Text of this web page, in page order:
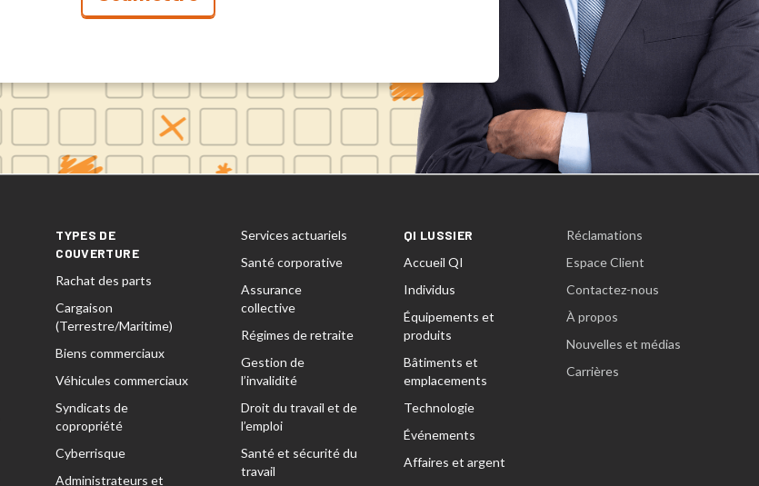
TYPES DE
COUVERTURE
Rachat des parts
Cargaison
(Terrestre/Maritime)
Biens commerciaux
Véhicules commerciaux
Syndicats de
copropriété
Cyberrisque
Administrateurs et
Services actuariels
Santé corporative
Assurance
collective
Régimes de retraite
Gestion de
l’invalidité
Droit du travail et de
l’emploi
Santé et sécurité du
travail
QI LUSSIER
Accueil QI
Individus
Équipements et
produits
Bâtiments et
emplacements
Technologie
Événements
Affaires et argent
Réclamations
Espace Client
Contactez-nous
À propos
Nouvelles et médias
Carrières